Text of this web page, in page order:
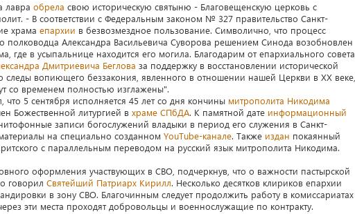
лавра обрела свою историческую святыню - Благовещенскую церковь с
- В соответствии с Федеральным законом № 327 правительство Санкт-
храма епархии в безвозмездное пользование. Символично, что процесс
полководца Александра Васильевича Суворова решением Синода возобновлен
где в усыпальнице находится его могила. Благодарим от епархиального совета
Дмитриевича Беглова за поддержку в восстановлении исторической
следы вопиющего беззакония, явленного в отношении нашей Церкви в XX веке,
со временем полностью изглажены".
5 сентября исполняется 45 лет со дня кончины митрополита Никодима
Божественной литургией в храме СПбДА. К памятной дате информационный
записи богослужений владыки в период его служения в Санкт-
на специально созданном YouTube-канале. Также издан покаянный
с параллельным переводом на русский язык митрополита Никодима.
оформления участвующих в СВО, подчеркнув, что о важности пастырской
говорил Святейший Патриарх Кирилл. Несколько десятков клириков епархии
в зону СВО. Благочинным следует продолжить работу в комиссариатах
эти места проходят добровольцы и военнослужащие по контракту.